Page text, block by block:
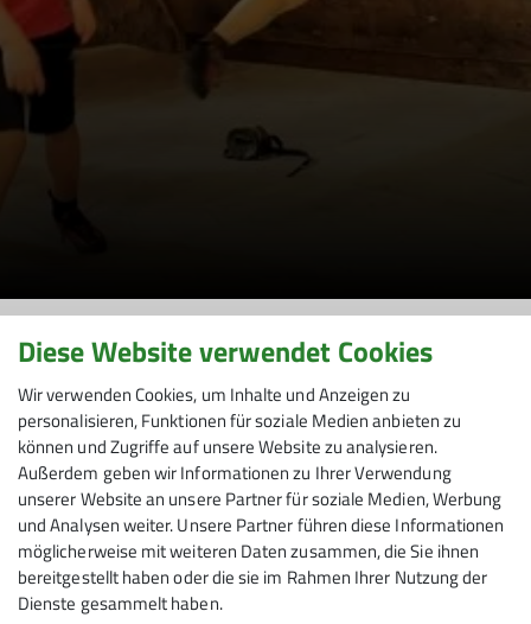
Anmeldung zum
Bouldercup 2023
25.04.2023
Ab sofort ist die Anmeldung zum Bouldercup 2023
möglich!
Diese Website verwendet Cookies
Wir verwenden Cookies, um Inhalte und Anzeigen zu
personalisieren, Funktionen für soziale Medien anbieten zu
können und Zugriffe auf unsere Website zu analysieren.
Außerdem geben wir Informationen zu Ihrer Verwendung
unserer Website an unsere Partner für soziale Medien, Werbung
und Analysen weiter. Unsere Partner führen diese Informationen
möglicherweise mit weiteren Daten zusammen, die Sie ihnen
bereitgestellt haben oder die sie im Rahmen Ihrer Nutzung der
Dienste gesammelt haben.